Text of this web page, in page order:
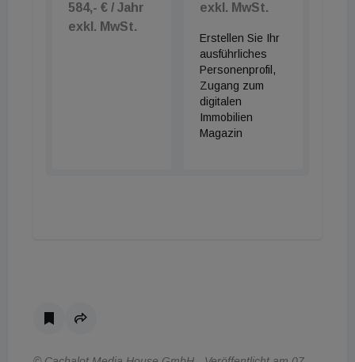
584,- € / Jahr
exkl. MwSt.
exkl. MwSt.
Erstellen Sie Ihr
ausführliches
Personenprofil,
Zugang zum
digitalen
Immobilien
Magazin